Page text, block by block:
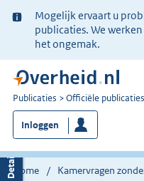
Ter
informatie:
Mogelijk ervaart u
publicaties. We
het ongemak.
U
bent
nu
hier:
Publicaties Officiële publicaties
Inloggen
Home Kamervragen